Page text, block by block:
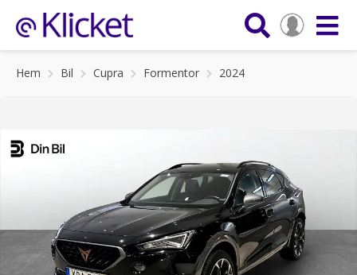
Hem Bil Cupra Formentor 2024